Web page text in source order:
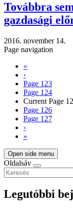
Továbbra
gazdasági
2016. november 14.
Page navigation
«
‹
Page 123
Page 124
Current Page
Page 126
Page 127
›
»
Open side menu
Oldalsáv
Legutóbbi